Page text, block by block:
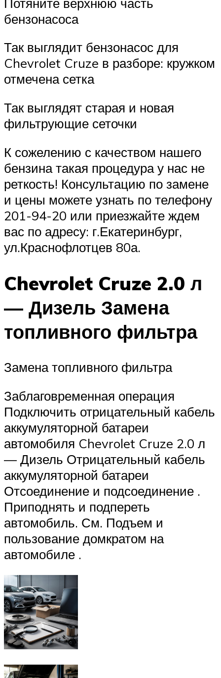
бензонасоса
Так выглядит бензонасос для
Chevrolet Cruze в разборе: кружком
отмечена сетка
Так выглядят старая и новая
фильтрующие сеточки
К сожелению с качеством нашего
бензина такая процедура у нас не
реткость! Консультацию по замене
и цены можете узнать по телефону
201-94-20 или приезжайте ждем
вас по адресу: г.Екатеринбург,
ул.Краснофлотцев 80а.
Chevrolet Cruze 2.0 л
— Дизель Замена
топливного фильтра
Замена топливного фильтра
Заблаговременная операция
Подключить отрицательный кабель
аккумуляторной батареи
автомобиля Chevrolet Cruze 2.0 л
— Дизель Отрицательный кабель
аккумуляторной батареи
Отсоединение и подсоединение .
Приподнять и подпереть
автомобиль. См. Подъем и
пользование домкратом на
автомобиле .